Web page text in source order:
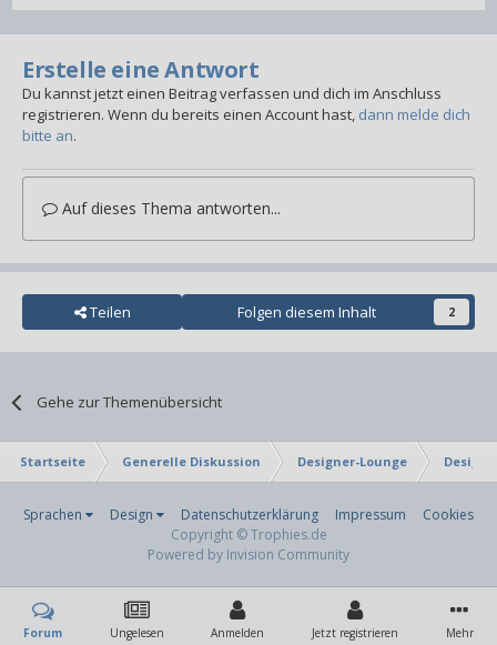
Erstelle eine Antwort
Du kannst jetzt einen Beitrag verfassen und dich im Anschluss
registrieren. Wenn du bereits einen Account hast, dann melde dich
bitte an.
Auf dieses Thema antworten...
Teilen Folgen diesem Inhalt 2
Gehe zur Themenübersicht
Startseite Generelle Diskussion Designer-Lounge
Sprachen Design Datenschutzerklärung Impressum
Cookies
Copyright © Trophies.de
Powered by Invision Community
Forum Ungelesen Anmelden Jetzt registrieren Mehr